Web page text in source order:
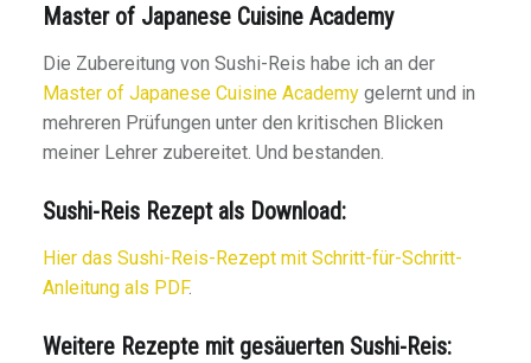
Master of Japanese Cuisine Academy
Die Zubereitung von Sushi-Reis habe ich an der
Master of Japanese Cuisine Academygelernt und in
mehreren Prüfungen unter den kritischen Blicken
meiner Lehrer zubereitet. Und bestanden.
Sushi-Reis Rezept als Download:
Hier das Sushi-Reis-Rezept mit Schritt-für-Schritt-
Anleitung als PDF.
Weitere Rezepte mit gesäuerten Sushi-Reis: